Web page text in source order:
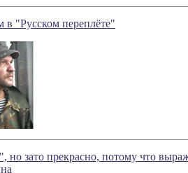
в "Русском переплёте"
но зато прекрасно, потому что